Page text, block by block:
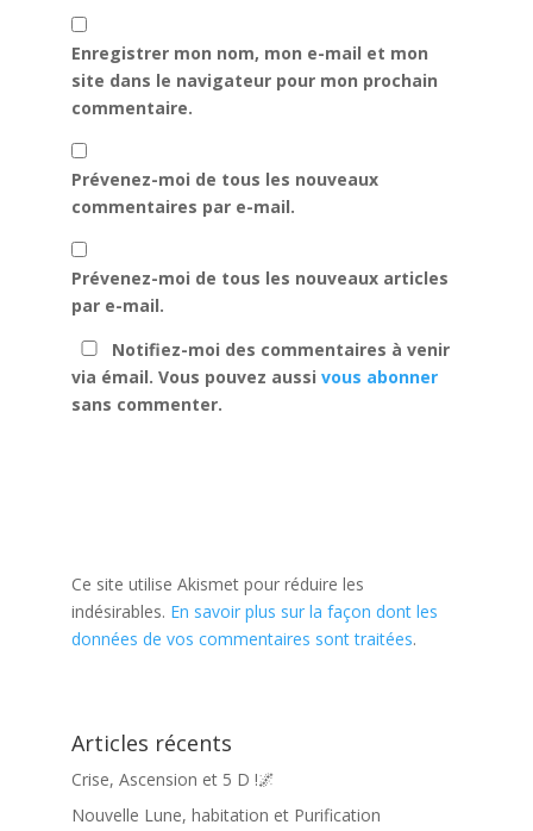
Enregistrer mon nom, mon e-mail et mon
site dans le navigateur pour mon prochain
commentaire.
Prévenez-moi de tous les nouveaux
commentaires par e-mail.
Prévenez-moi de tous les nouveaux articles
par e-mail.
Notifiez-moi des commentaires à venir
via émail. Vous pouvez aussi vous abonner
sans commenter.
Ce site utilise Akismet pour réduire les
indésirables. En savoir plus sur la façon dont les
données de vos commentaires sont traitées.
Articles récents
Crise, Ascension et 5 D !🌌
Nouvelle Lune, habitation et Purification